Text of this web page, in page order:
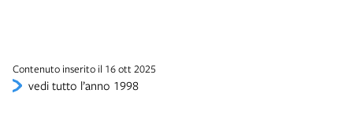
Contenuto inserito il 16 ott 2025
vedi tutto l’anno 1998